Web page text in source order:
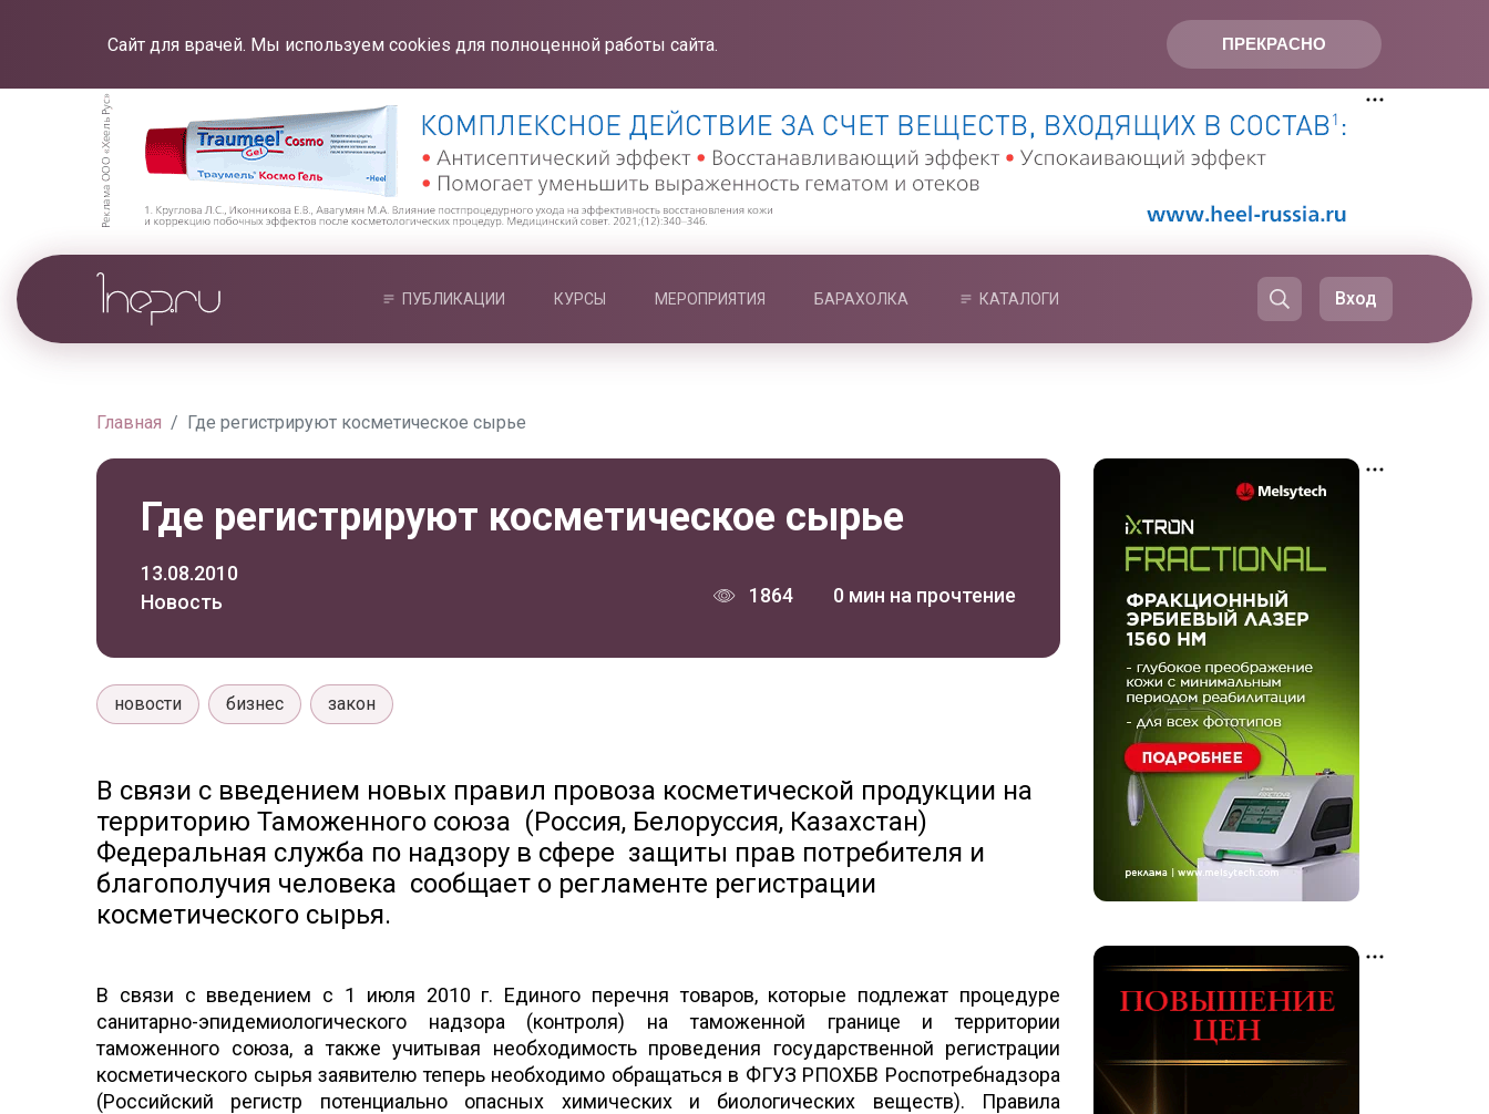
ПРЕКРАСНО
Сайт для врачей. Мы используем cookies для полноценной работы сайта.
ПУБЛИКАЦИИ КУРСЫ МЕРОПРИЯТИЯ БАРАХОЛКА КАТАЛОГИ Вход
Главная Где регистрируют косметическое сырье
Где регистрируют косметическое сырье
13.08.2010
Новость
1864 0 мин на прочтение
новости бизнес закон
В связи с введением новых правил провоза косметической продукции на
территорию Таможенного союза (Россия, Белоруссия, Казахстан)
Федеральная служба по надзору в сфере защиты прав потребителя и
благополучия человека сообщает о регламенте регистрации
косметического сырья.
В связи с введением с 1 июля 2010 г. Единого перечня товаров, которые подлежат процедуре
санитарно-эпидемиологического надзора (контроля) на таможенной границе и территории
таможенного союза, а также учитывая необходимость проведения государственной регистрации
косметического сырья заявителю теперь необходимо обращаться в ФГУЗ РПОХБВ Роспотребнадзора
(Российский регистр потенциально опасных химических и биологических веществ). Правила